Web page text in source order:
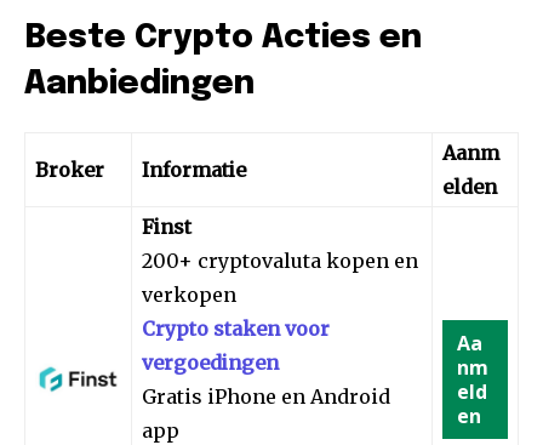
Beste Crypto Acties en
Aanbiedingen
Broker Informatie
Aanm
elden
Finst
200+ cryptovaluta kopen en
verkopen
Crypto staken voor
vergoedingen
Gratis iPhone en Android
app
Aa
nm
eld
en